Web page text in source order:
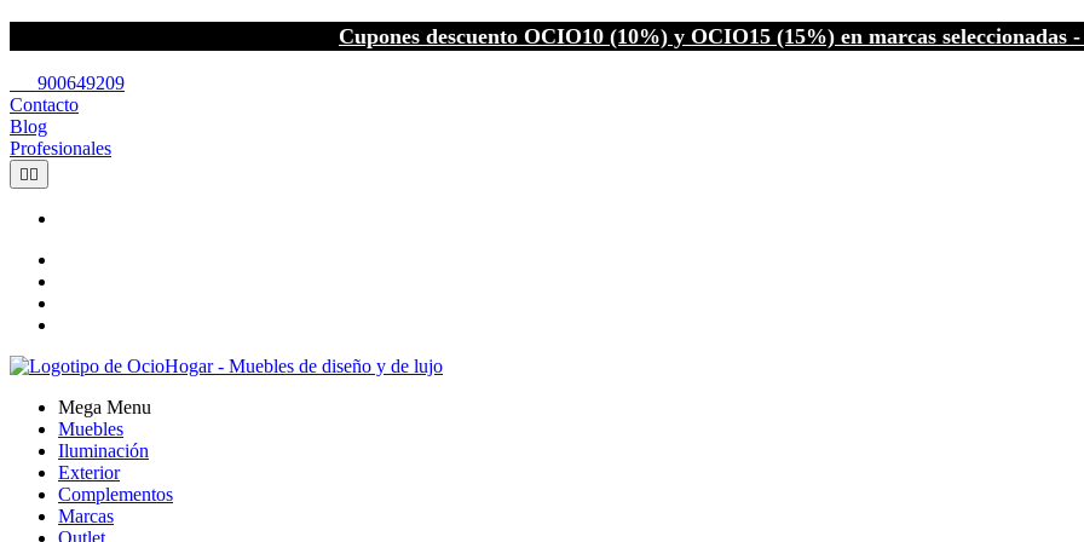
Cupones descuento OCIO10 (10%) y OCIO15 (15%) en marcas seleccionadas
900649209
Contacto
Blog
Profesionales
 
Mega Menu
Muebles
Iluminación
Exterior
Complementos
Marcas
Outlet